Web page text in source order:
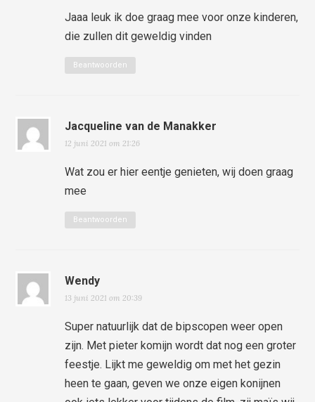
Jaaa leuk ik doe graag mee voor onze kinderen,
die zullen dit geweldig vinden
Beantwoorden
Jacqueline van de Manakker
12 juni 2021 om 21:26
Wat zou er hier eentje genieten, wij doen graag
mee
Beantwoorden
Wendy
13 juni 2021 om 20:39
Super natuurlijk dat de bipscopen weer open
zijn. Met pieter komijn wordt dat nog een groter
feestje. Lijkt me geweldig om met het gezin
heen te gaan, geven we onze eigen konijnen